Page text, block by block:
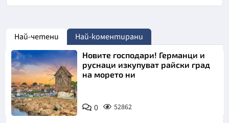
Най-четени Най-коментирани
Новите господари! Германци и
руснаци изкупуват райски град
на морето ни
0 52862